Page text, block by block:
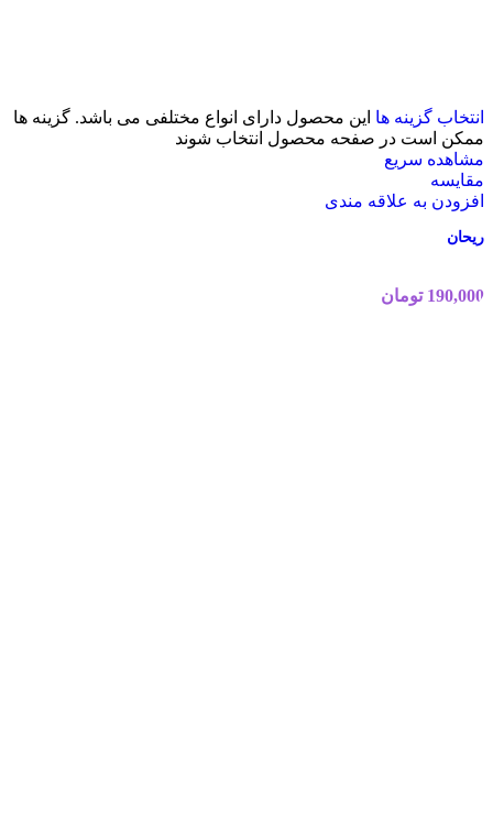
انتخاب گزینه ها این محصول دارای انواع مختلفی می باشد. گزینه ها
ممکن است در صفحه محصول انتخاب شوند
مشاهده سریع
مقایسه
افزودن به علاقه مندی
ریحان
190,000 تومان